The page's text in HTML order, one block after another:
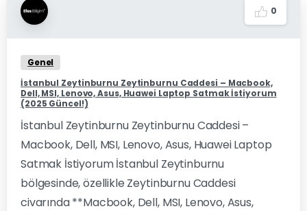
0
Genel
İstanbul Zeytinburnu Zeytinburnu Caddesi – Macbook,
Dell, MSI, Lenovo, Asus, Huawei Laptop Satmak İstiyorum
(2025 Güncel!)
İstanbul Zeytinburnu Zeytinburnu Caddesi –
Macbook, Dell, MSI, Lenovo, Asus, Huawei Laptop
Satmak İstiyorum İstanbul Zeytinburnu
bölgesinde, özellikle Zeytinburnu Caddesi
civarında **Macbook, Dell, MSI, Lenovo, Asus,